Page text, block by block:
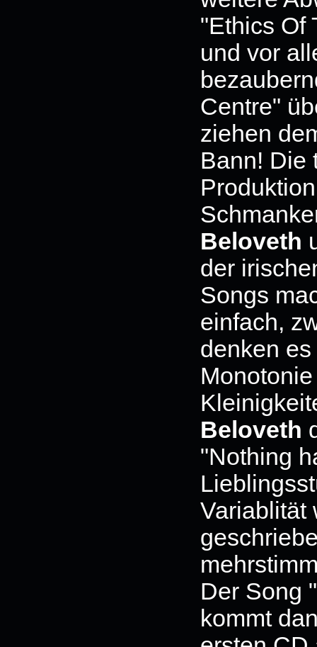
"Ethics Of
und vor
Centre"
ziehen
Bann! Die
Beloveth
der
Songs
einfach,
denken
Beloveth
"Nothing
Variablität
Der Song
kommt